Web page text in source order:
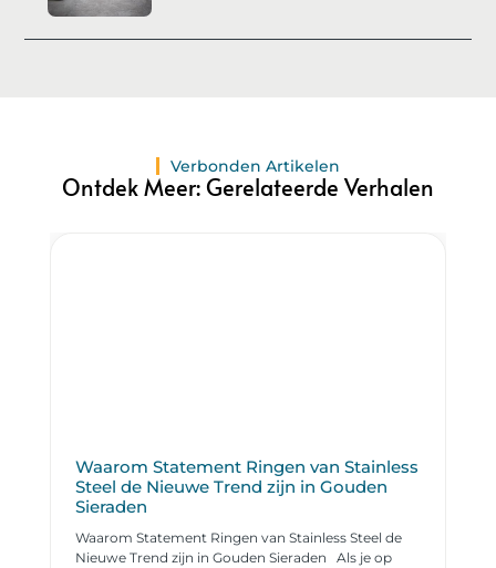
Verbonden Artikelen
Ontdek Meer: Gerelateerde Verhalen
Waarom Statement Ringen van Stainless
Steel de Nieuwe Trend zijn in Gouden
Sieraden
Waarom Statement Ringen van Stainless Steel de
Nieuwe Trend zijn in Gouden Sieraden Als je op